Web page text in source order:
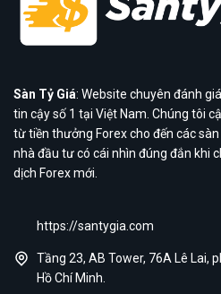
Sàn Tỷ Giá: Website chuyên đánh giá
tin cậy số 1 tại Việt Nam. Chúng tôi
từ tiền thưởng Forex cho đến các
nhà đầu tư có cái nhìn đúng đắn khi
dịch Forex mới.
https://santygia.com
Tầng 23, AB Tower, 76A Lê Lai,
Hồ Chí Minh.